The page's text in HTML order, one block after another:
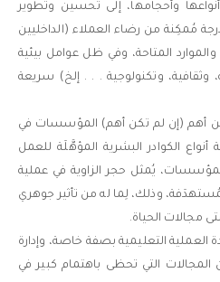
وأحجامها، إلى تحسين وتطوير
مُمكِنة من رضاء العملاء (الداخليين
المتاحة، وفي ظل عوامل بيئية
وثقافية، وتكنولوجية . . . إلخ) سريعة
أهم (إن لم تكن أهم) المؤسسات في
الكوادر البشرية المؤهَّلَة للعمل
يُمثل حجر الزاوية في عملية
وذلك، لِما له من تأثير جوهري
مجالات الحياة.
التعليمية بصفة خاصة، وإدارة
التي تحظى باهتمام كبير في